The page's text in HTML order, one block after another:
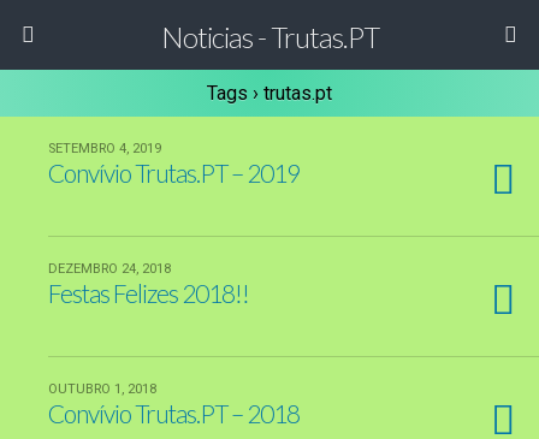
Noticias - Trutas.PT
Tags › trutas.pt
SETEMBRO 4, 2019
Convívio Trutas.PT – 2019
DEZEMBRO 24, 2018
Festas Felizes 2018!!
OUTUBRO 1, 2018
Convívio Trutas.PT – 2018